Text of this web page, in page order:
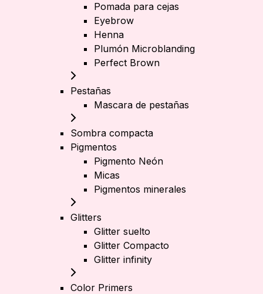
Pomada para cejas
Eyebrow
Henna
Plumón Microblanding
Perfect Brown
Pestañas
Mascara de pestañas
Sombra compacta
Pigmentos
Pigmento Neón
Micas
Pigmentos minerales
Glitters
Glitter suelto
Glitter Compacto
Glitter infinity
Color Primers